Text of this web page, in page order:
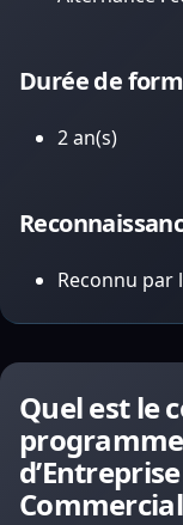
Durée de
2 an(s)
Reconnu par
Quel est le
programme